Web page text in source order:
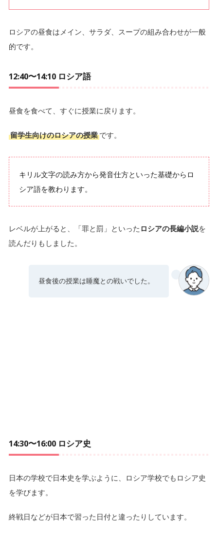
ロシアの昼食はメイン、サラダ、スープの組み合わせが一般
的です。
12:40〜14:10 ロシア語
昼食を食べて、すぐに授業に戻ります。
留学生向けのロシアの授業です。
キリル文字の読み方から発音仕方といった基礎からロ
シア語を教わります。
レベルが上がると、「罪と罰」といった ロシアの長編小説を
読んだりもしました。
昼食後の授業は睡魔との戦いでした。
14:30〜16:00 ロシア史
日本の学校で日本史を学ぶように、ロシア学校でもロシア史
を学びます。
終戦日などが日本で習った日付と違ったりしています。